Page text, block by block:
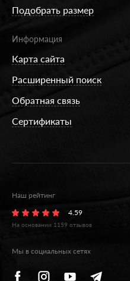
Подобрать размер
Информация
Карта сайта
Расширенный поиск
Обратная связь
Сертификаты
Наш рейтинг
4.59
На основании 1159 отзывов
Мы в социальных сетях